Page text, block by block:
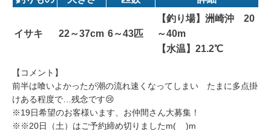
イサキ 22～37cm 6～43匹
【釣り場】洲崎沖 20
～40m
【水温】21.2℃
【コメント】
前半は喰いよかったが潮の流れ速くなってしまい たまに多点掛
けある程度で…残念です😢
※19日希望のお客様います、お仲間さん大募集！
※※20日（土）はご予約締め切りましたm(__)m